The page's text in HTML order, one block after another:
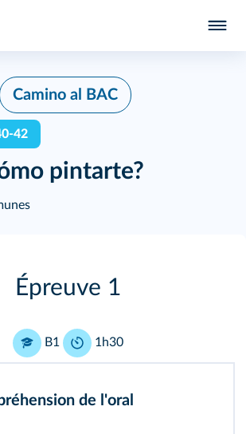
Camino al BAC
42
pintarte?
Épreuve 1
B1 1h30
de l'oral